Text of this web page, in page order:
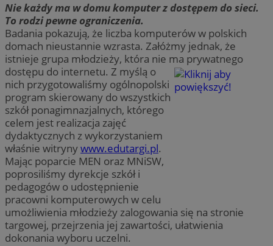
Nie każdy ma w domu komputer z dostępem do sieci.
To rodzi pewne ograniczenia.
Badania pokazują, że liczba komputerów w polskich
domach nieustannie wzrasta. Załóżmy jednak, że
istnieje grupa młodzieży, która nie ma prywatnego
dostępu do internetu. Z myślą o
nich przygotowaliśmy ogólnopolski
program skierowany do wszystkich
szkół ponagimnazjalnych, którego
celem jest realizacja zajęć
dydaktycznych z wykorzystaniem
właśnie witrynywww.edutargi.pl.
Mając poparcie MEN oraz MNiSW,
poprosiliśmy dyrekcje szkół i
pedagogów o udostępnienie
pracowni komputerowych w celu
umożliwienia młodzieży zalogowania się na stronie
targowej, przejrzenia jej zawartości, ułatwienia
dokonania wyboru uczelni.